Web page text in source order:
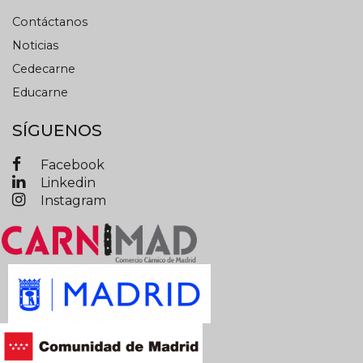
Contáctanos
Noticias
Cedecarne
Educarne
SÍGUENOS
Facebook
Linkedin
Instagram